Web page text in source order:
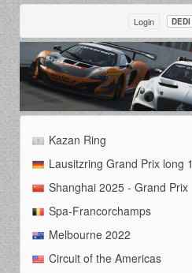
Login DEDI
Kazan Ring
Lausitzring Grand Prix long 1
Shanghai 2025 - Grand Prix
Spa-Francorchamps
Melbourne 2022
Circuit of the Americas